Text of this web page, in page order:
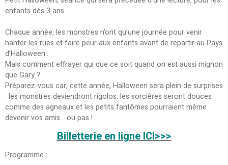
enfants dès 3 ans.
Chaque année, les monstres n’ont qu’une journée pour venir
hanter les rues et faire peur aux enfants avant de repartir au Pays
d’Halloween…
Mais comment effrayer qui que ce soit quand on est aussi mignon
que Gary ?
Préparez-vous car, cette année, Halloween sera plein de surprises
: les monstres deviendront rigolos, les sorcières seront douces
comme des agneaux et les petits fantômes pourraient même
devenir vos amis… ou pas !
Billetterie en ligne ICI>>>
Programme :